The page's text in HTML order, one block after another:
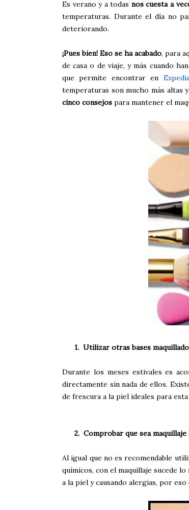
Es verano y a todas nos cuesta a
temperaturas. Durante el día no
deteriorando.
¡Pues bien! Eso se ha acabado, para
de casa o de viaje, y más cuando
que permite encontrar en
temperaturas son mucho más altas
cinco consejos para mantener el
1. Utilizar otras bases
Durante los meses estivales es
directamente sin nada de ellos.
de frescura a la piel ideales para
2. Comprobar que sea
Al igual que no es recomendable
químicos, con el maquillaje sucede
a la piel y causando alergias, por